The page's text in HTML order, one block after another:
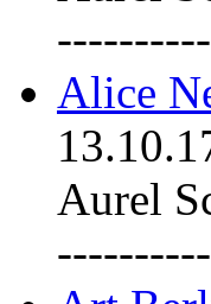
----------
Alice
Aurel
----------